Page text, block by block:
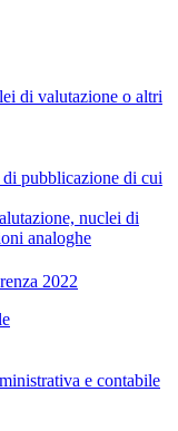
di valutazione o altri
pubblicazione di cui
nuclei di
analoghe
2022
e contabile